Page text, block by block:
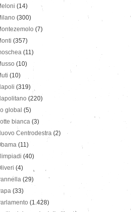
(14)
(300)
(7)
(357)
(11)
(10)
(10)
(319)
(220)
global (5)
bianca (3)
Centrodestra (2)
(11)
(40)
(4)
(29)
(33)
(1.428)